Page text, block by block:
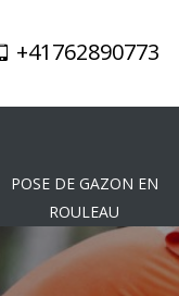
+41762890773
POSE DE GAZON EN
ROULEAU